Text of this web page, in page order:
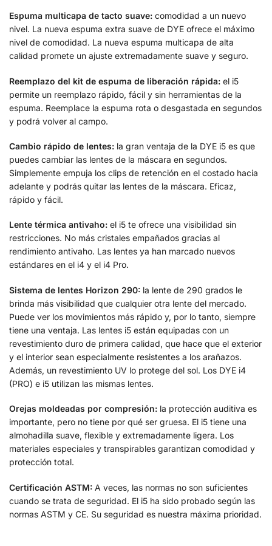
Espuma multicapa de tacto suave: comodidad a un nuevo
nivel. La nueva espuma extra suave de DYE ofrece el máximo
nivel de comodidad. La nueva espuma multicapa de alta
calidad promete un ajuste extremadamente suave y seguro.
Reemplazo del kit de espuma de liberación rápida: el i5
permite un reemplazo rápido, fácil y sin herramientas de la
espuma. Reemplace la espuma rota o desgastada en segundos
y podrá volver al campo.
Cambio rápido de lentes: la gran ventaja de la DYE i5 es que
puedes cambiar las lentes de la máscara en segundos.
Simplemente empuja los clips de retención en el costado hacia
adelante y podrás quitar las lentes de la máscara. Eficaz,
rápido y fácil.
Lente térmica antivaho: el i5 te ofrece una visibilidad sin
restricciones. No más cristales empañados gracias al
rendimiento antivaho. Las lentes ya han marcado nuevos
estándares en el i4 y el i4 Pro.
Sistema de lentes Horizon 290: la lente de 290 grados le
brinda más visibilidad que cualquier otra lente del mercado.
Puede ver los movimientos más rápido y, por lo tanto, siempre
tiene una ventaja. Las lentes i5 están equipadas con un
revestimiento duro de primera calidad, que hace que el exterior
y el interior sean especialmente resistentes a los arañazos.
Además, un revestimiento UV lo protege del sol. Los DYE i4
(PRO) e i5 utilizan las mismas lentes.
Orejas moldeadas por compresión: la protección auditiva es
importante, pero no tiene por qué ser gruesa. El i5 tiene una
almohadilla suave, flexible y extremadamente ligera. Los
materiales especiales y transpirables garantizan comodidad y
protección total.
Certificación ASTM: A veces, las normas no son suficientes
cuando se trata de seguridad. El i5 ha sido probado según las
normas ASTM y CE. Su seguridad es nuestra máxima prioridad.